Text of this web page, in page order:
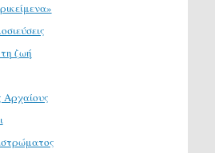
ζωή
Αρχαίους